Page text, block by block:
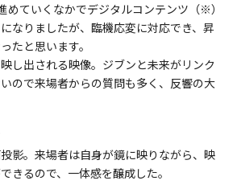
めていくなかでデジタルコンテンツ（※）
なりましたが、臨機応変に対応でき、昇
たと思います。
し出される映像。ジブンと未来がリンク
ので来場者からの質問も多く、反響の大
影。来場者は自身が鏡に映りながら、映
きるので、一体感を醸成した。